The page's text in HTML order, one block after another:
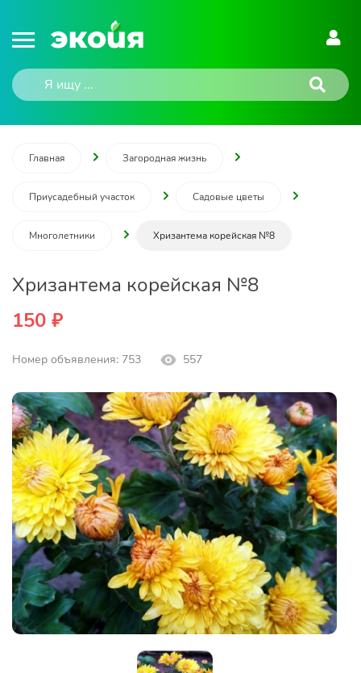
Главная Загородная жизнь
Приусадебный участок Садовые цветы
Многолетники Хризантема корейская №8
Хризантема корейская №8
150 ₽
Номер объявления: 753 557